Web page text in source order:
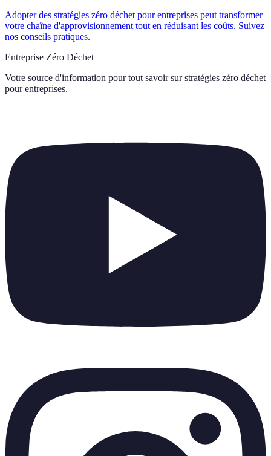
Adopter des stratégies zéro déchet pour entreprises peut transformer
votre chaîne d'approvisionnement tout en réduisant les coûts. Suivez
nos conseils pratiques.
Entreprise Zéro Déchet
Votre source d'information pour tout savoir sur stratégies zéro déchet
pour entreprises.